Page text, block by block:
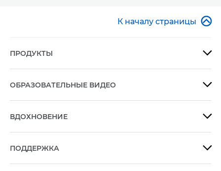
К началу страницы 
ПРОДУКТЫ 
ОБРАЗОВАТЕЛЬНЫЕ ВИДЕО 
ВДОХНОВЕНИЕ 
ПОДДЕРЖКА 